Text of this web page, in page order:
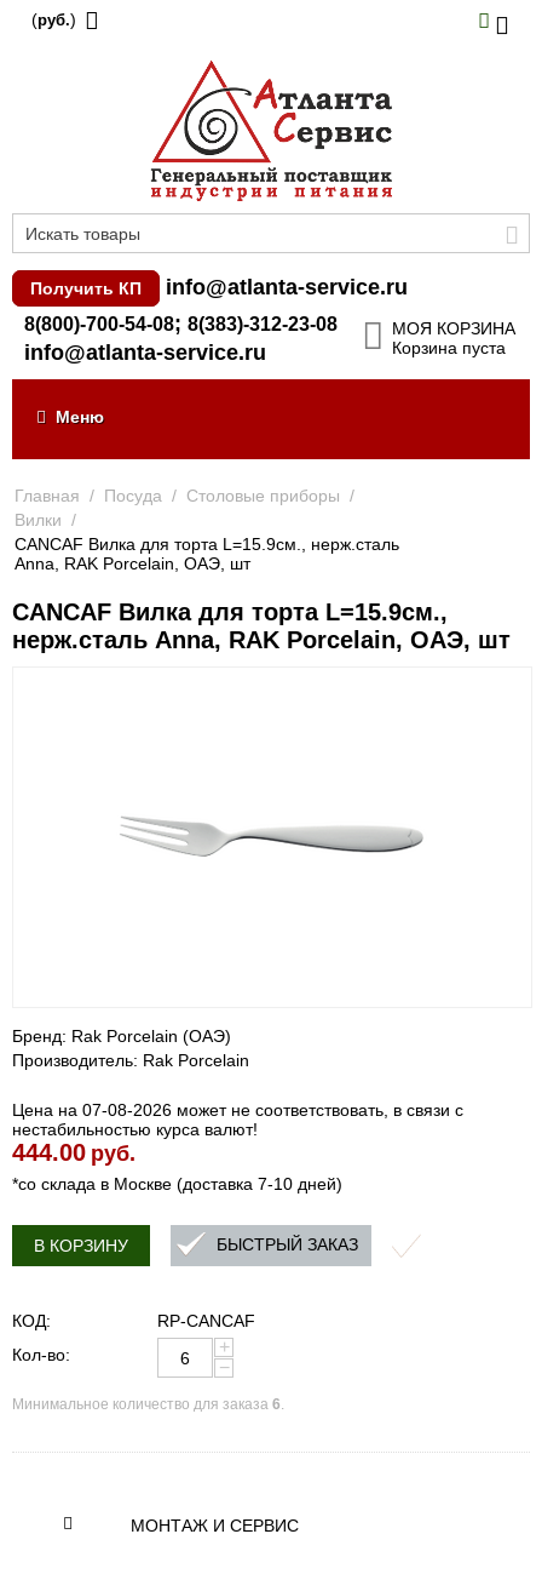
(руб.)
Получить КП info@atlanta-service.ru
8(800)-700-54-08; 8(383)-312-23-08
info@atlanta-service.ru
МОЯ КОРЗИНА
Корзина пуста
Меню
Главная / Посуда / Столовые приборы /
Вилки /
CANCAF Вилка для торта L=15.9см., нерж.сталь
Anna, RAK Porcelain, ОАЭ, шт
CANCAF Вилка для торта L=15.9см.,
нерж.сталь Anna, RAK Porcelain, ОАЭ, шт
Бренд: Rak Porcelain (ОАЭ)
Производитель: Rak Porcelain
Цена на 07-08-2026 может не соответствовать, в связи с
нестабильностью курса валют!
444.00 руб.
*со склада в Москве (доставка 7-10 дней)
В КОРЗИНУ БЫСТРЫЙ ЗАКАЗ
КОД:
RP-CANCAF
Кол-во:
+
−
Минимальное количество для заказа 6.
МОНТАЖ И СЕРВИС